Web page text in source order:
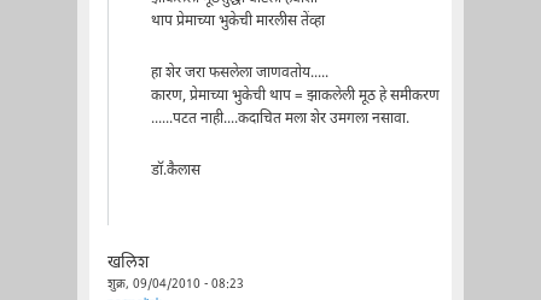
थाप प्रेमाच्या भुकेची मारलीस तेंव्हा
हा शेर जरा फसलेला जाणवतोय.....
कारण, प्रेमाच्या भुकेची थाप = झाकलेली मूठ हे समीकरण
......पटत नाही....कदाचित मला शेर उमगला नसावा.
डॉ.कैलास
खलिश
शुक्र, 09/04/2010 - 08:23